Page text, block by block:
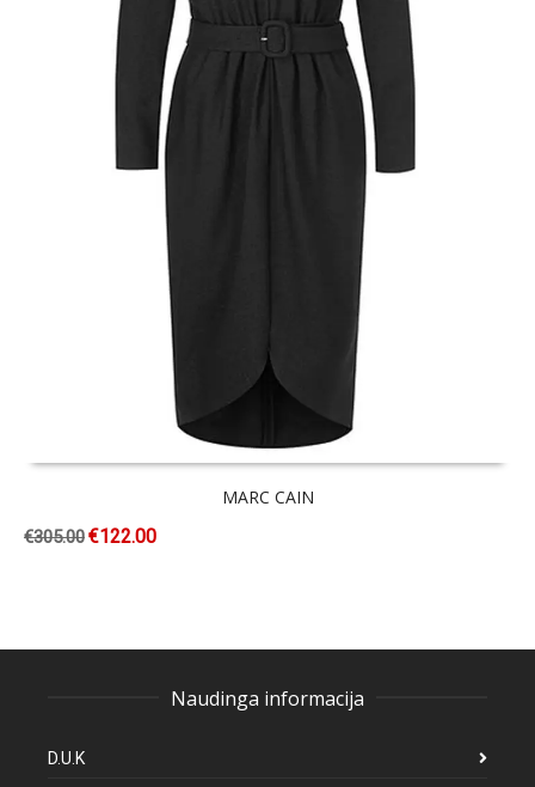
MARC CAIN
€305.00€122.00
Naudinga informacija
D.U.K